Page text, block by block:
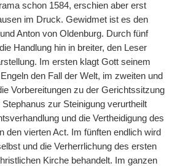
schon 1584, erschien aber erst
im Druck. Gewidmet ist es den
Anton von Oldenburg. Durch fünf
Handlung hin in breiter, den Leser
Im ersten klagt Gott seinem
den Fall der Welt, im zweiten und
Vorbereitungen zu der Gerichtssitzung
zur Steinigung verurtheilt
und die Vertheidigung des
den vierten Act. Im fünften endlich wird
und die Verherrlichung des ersten
Kirche behandelt. Im ganzen